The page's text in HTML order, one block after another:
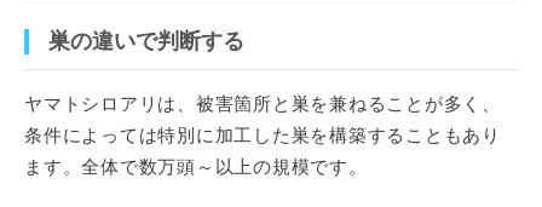
巣の違いで判断する
ヤマトシロアリは、被害箇所と巣を兼ねることが多く、
条件によっては特別に加工した巣を構築することもあり
ます。全体で数万頭～以上の規模です。